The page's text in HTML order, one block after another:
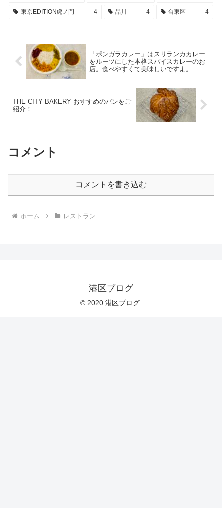
東京EDITION虎ノ門 4 品川 4 台東区 4
「ポンガラカレー」はスリランカカレー
をルーツにした本格スパイスカレーのお
店。食べやすくて美味しいですよ。
THE CITY BAKERY おすすめのパンをご
紹介！
コメント
コメントを書き込む
ホーム レストラン
港区ブログ
© 2020 港区ブログ.